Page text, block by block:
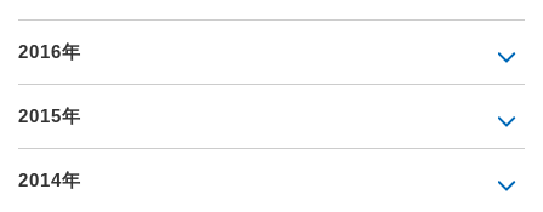
2016年
2015年
2014年